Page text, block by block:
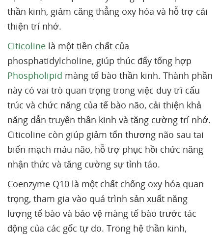
thần kinh, giảm căng thẳng oxy hóa và hỗ trợ cải
thiện trí nhớ.
Citicoline là một tiền chất của
phosphatidylcholine, giúp thúc đẩy tổng hợp
Phospholipid màng tế bào thần kinh. Thành phần
này có vai trò quan trọng trong việc duy trì cấu
trúc và chức năng của tế bào não, cải thiện khả
năng dẫn truyền thần kinh và tăng cường trí nhớ.
Citicoline còn giúp giảm tổn thương não sau tai
biến mạch máu não, hỗ trợ phục hồi chức năng
nhận thức và tăng cường sự tỉnh táo.
Coenzyme Q10 là một chất chống oxy hóa quan
trọng, tham gia vào quá trình sản xuất năng
lượng tế bào và bảo vệ màng tế bào trước tác
động của các gốc tự do. Trong hệ thần kinh,